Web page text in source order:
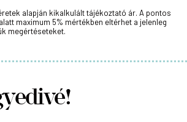
alapján kikalkulált tájékoztató ár. A pontos
maximum 5% mértékben eltérhet a jelenleg
megértéseteket.